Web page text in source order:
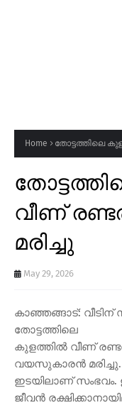
Home തോട്ടത്തിലെ
വീണ്
മരിച്ചു
May 29, 2026
കാഞ്ഞങ്ങാട്: വീടിന്
തോട്ടത്തിലെ
കുളത്തിൽ വീണ്
വയസുകാരൻ മരിച്ചു.
ഇടയിലാണ് സംഭവം.
ജീവൻ